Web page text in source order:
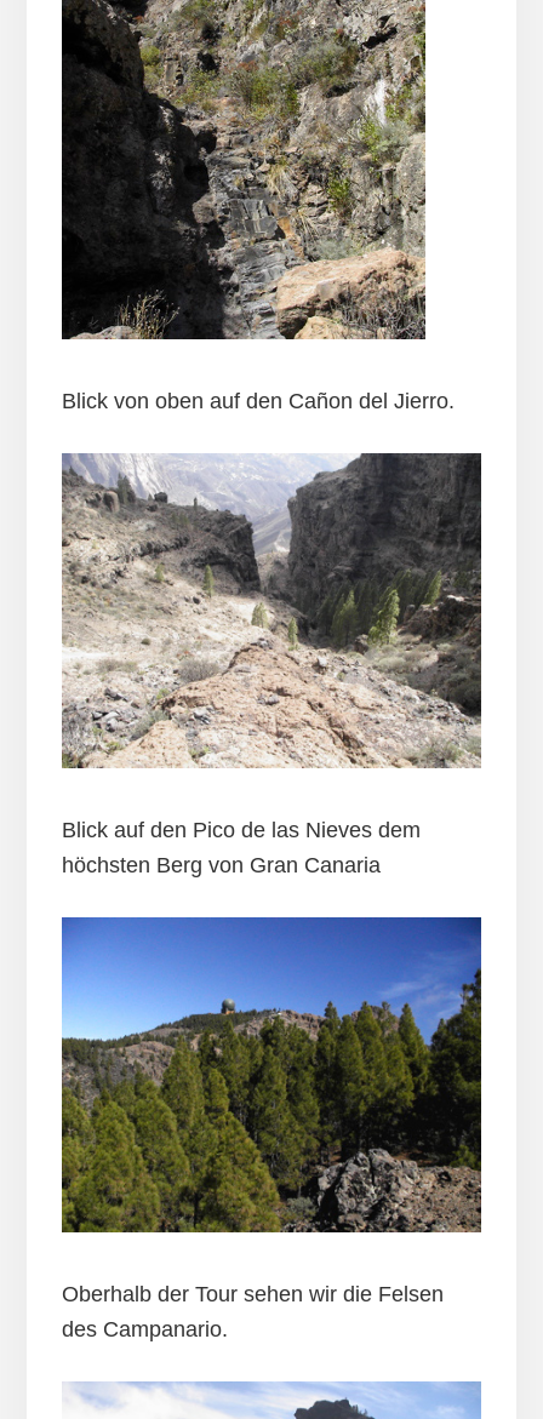
Blick von oben auf den Cañon del Jierro.
Blick auf den Pico de las Nieves dem
höchsten Berg von Gran Canaria
Oberhalb der Tour sehen wir die Felsen
des Campanario.